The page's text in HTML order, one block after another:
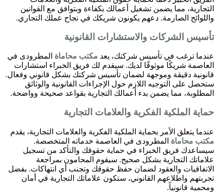
التجارية، مما يضمن تشغيل أعمالك بكفاءة وبتوافق مع القوانين
واللوائح الصارمة. دعهم يكونون شريكك في نجاح عملك التجاري.
تأسيس الشركات والاستشارات القانونية
عندما ترغب في تأسيس شركتك، يعد مكتب محاماة المطرودى في
العاصمة شريكًا موثوقًا لديك. سيقدم لك فريق الخبراء استشارات
قانونية دقيقة وموجهة لضمان تأسيس شركتك بشكل قانوني وفعال.
ستحصل على التوجيه اللازم حول الإجراءات القانونية والوثائق
المطلوبة، مما يضمن بدء أعمالك التجارية بقواعد صحيحة وواضحة.
حماية الملكية الفكرية والعلامات التجارية
عندما يتعلق الأمر بحماية الملكية الفكرية والعلامات التجارية، يقدم
مكتب محاماة المطرودى في العاصمة خدماته المتخصصة.
سيساعدك فريق الخبراء في حماية حقوقك والتأكد من تسجيل
علاماتك التجارية بشكل صحيح. سيقوم المحامون بمراجعة
الاتفاقيات والعقود لضمان حفظ حقوقك وتجنب أي انتهاكات. بفضل
تجربتهم واطلاعهم القانوني، ستكون علاماتك التجارية في أمان
ومحمية قانونياً.